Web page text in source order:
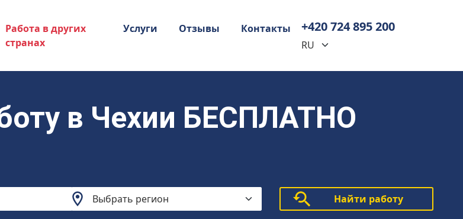
Работа в других
странах
Услуги Отзывы Контакты +420 724 895 200
в Чехии БЕСПЛАТНО
Найти работу